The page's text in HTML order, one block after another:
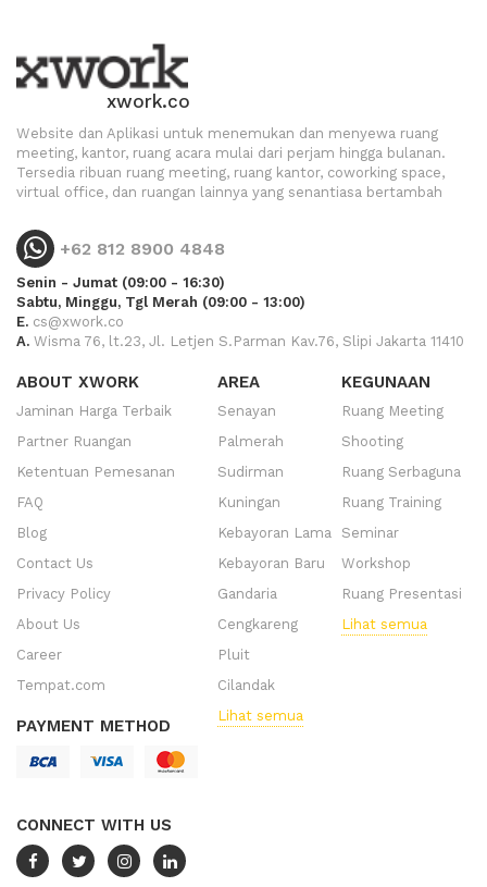
xwork.co
Website dan Aplikasi untuk menemukan dan menyewa ruang
meeting, kantor, ruang acara mulai dari perjam hingga bulanan.
Tersedia ribuan ruang meeting, ruang kantor, coworking space,
virtual office, dan ruangan lainnya yang senantiasa bertambah
+62 812 8900 4848
Senin - Jumat (09:00 - 16:30)
Sabtu, Minggu, Tgl Merah (09:00 - 13:00)
E. cs@xwork.co
A. Wisma 76, lt.23, Jl. Letjen S.Parman Kav.76, Slipi Jakarta 11410
ABOUT XWORK
Jaminan Harga Terbaik
Partner Ruangan
Ketentuan Pemesanan
FAQ
Blog
Contact Us
Privacy Policy
About Us
Career
Tempat.com
PAYMENT METHOD
CONNECT WITH US
AREA
Senayan
Palmerah
Sudirman
Kuningan
Kebayoran Lama
Kebayoran Baru
Gandaria
Cengkareng
Pluit
Cilandak
Lihat semua
KEGUNAAN
Ruang Meeting
Shooting
Ruang Serbaguna
Ruang Training
Seminar
Workshop
Ruang Presentasi
Lihat semua